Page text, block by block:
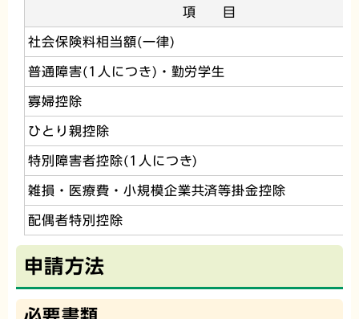
項 目
社会保険料相当額(一律)
普通障害(1人につき)・勤労学生
寡婦控除
ひとり親控除
特別障害者控除(1人につき)
雑損・医療費・小規模企業共済等掛金控除
配偶者特別控除
申請方法